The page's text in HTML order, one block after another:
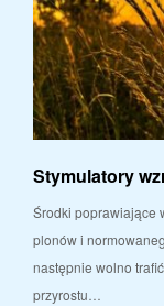
Stymulatory
Środki poprawiające
plonów i
następnie wolno
przyrostu…